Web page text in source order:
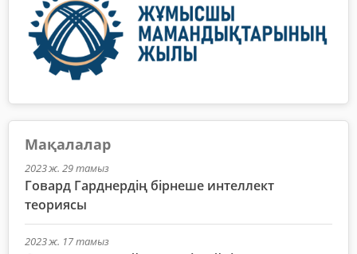
Мақалалар
2023 ж. 29 тамыз
Говард Гарднердің бірнеше интеллект
теориясы
2023 ж. 17 тамыз